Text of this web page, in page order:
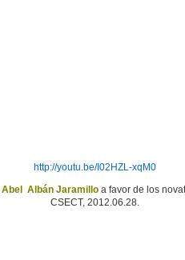
http://youtu.be/I02HZL-xqM0
Abel Albán Jaramilloa favor de los
CSECT, 2012.06.28.